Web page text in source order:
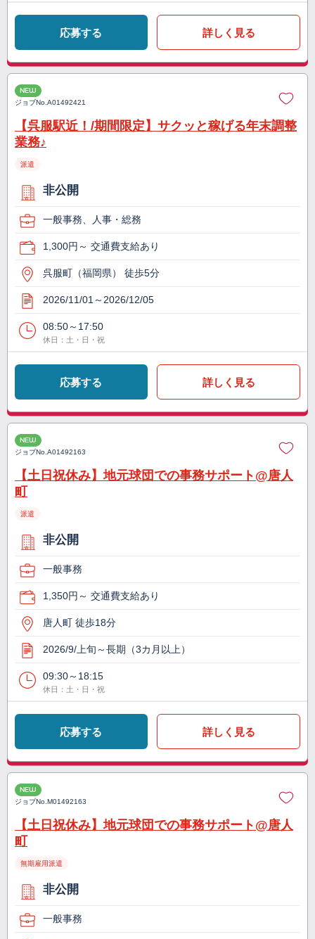
応募する 詳しく見る
NEW
ジョブNo.A01492421
【呉服駅近！/期間限定】サクッと稼げる年末調整
業務♪
派遣
非公開
一般事務、人事・総務
1,300円～ 交通費支給あり
呉服町（福岡県） 徒歩5分
2026/11/01～2026/12/05
08:50～17:50
休日：土・日・祝
応募する 詳しく見る
NEW
ジョブNo.A01492163
【土日祝休み】地元球団での事務サポート@唐人
町
派遣
非公開
一般事務
1,350円～ 交通費支給あり
唐人町 徒歩18分
2026/9/上旬～長期（3カ月以上）
09:30～18:15
休日：土・日・祝
応募する 詳しく見る
NEW
ジョブNo.M01492163
【土日祝休み】地元球団での事務サポート@唐人
町
無期雇用派遣
非公開
一般事務